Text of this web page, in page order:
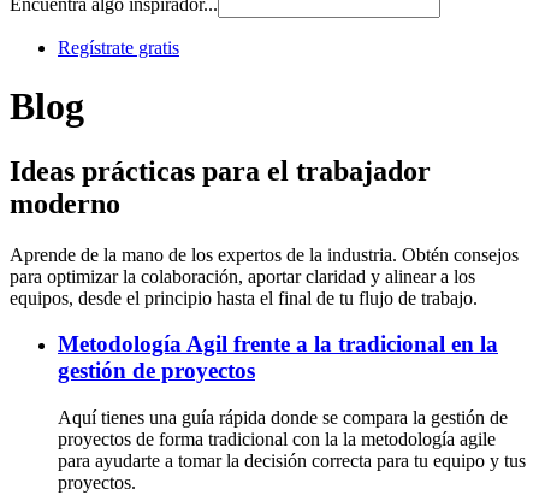
Encuentra algo inspirador...
Regístrate gratis
Blog
Ideas prácticas para el trabajador
moderno
Aprende de la mano de los expertos de la industria. Obtén consejos
para optimizar la colaboración, aportar claridad y alinear a los
equipos, desde el principio hasta el final de tu flujo de trabajo.
Metodología Agil frente a la tradicional en la
gestión de proyectos
Aquí tienes una guía rápida donde se compara la gestión de
proyectos de forma tradicional con la la metodología agile
para ayudarte a tomar la decisión correcta para tu equipo y tus
proyectos.